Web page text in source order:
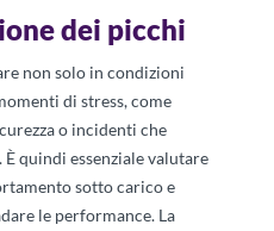
dei picchi
non solo in condizioni
di stress, come
o incidenti che
quindi essenziale valutare
sotto carico e
le performance. La